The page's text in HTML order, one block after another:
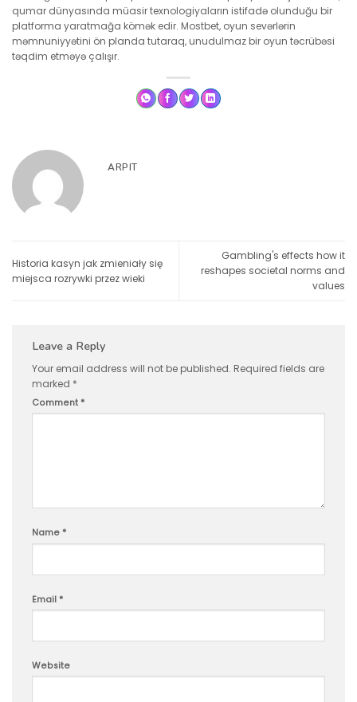
qumar dünyasında müasir texnologiyaların istifadə olunduğu bir
platforma yaratmağa kömək edir. Mostbet, oyun sevərlərin
məmnuniyyətini ön planda tutaraq, unudulmaz bir oyun təcrübəsi
təqdim etməyə çalışır.
ARPIT
Historia kasyn jak zmieniały się
miejsca rozrywki przez wieki
Gambling's effects how it
reshapes societal norms and
values
Leave a Reply
Your email address will not be published. Required fields are
marked *
Comment *
Name *
Email *
Website